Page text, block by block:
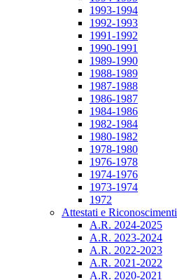
1993-1994
1992-1993
1991-1992
1990-1991
1989-1990
1988-1989
1987-1988
1986-1987
1984-1986
1982-1984
1980-1982
1978-1980
1976-1978
1974-1976
1973-1974
1972
Attestati e Riconoscimenti
A.R. 2024-2025
A.R. 2023-2024
A.R. 2022-2023
A.R. 2021-2022
A.R. 2020-2021